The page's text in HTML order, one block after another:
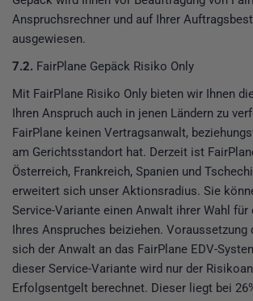
Anspruchsrechner und auf Ihrer
ausgewiesen.
7.2. FairPlane Gepäck Risiko Only
Mit FairPlane Risiko Only bieten wir Ihnen
Ihren Anspruch auch in jenen Ländern zu
FairPlane keinen Vertragsanwalt,
am Gerichtsstandort hat. Derzeit ist
Österreich, Frankreich, Spanien und
erweitert sich unser Aktionsradius. Sie
Service-Variante einen Anwalt ihrer Wahl für
Ihres Anspruches beiziehen. Voraussetzung
sich der Anwalt an das FairPlane EDV-
dieser Service-Variante wird nur der
Erfolgsentgelt berechnet. Dieser liegt bei